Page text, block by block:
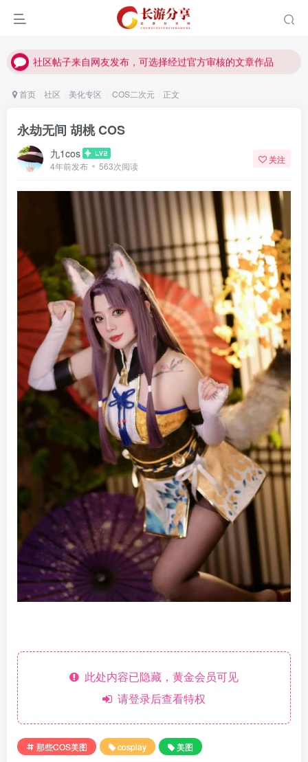
社区帖子来自网友发布，可选择经过官方审核的文章作品
社区帖子来自网友发布，可选择经过官方审核的文章作品
首页 社区 美化专区 COS二次元 正文
永劫无间 胡桃 COS
九1cos
4年前发布 563次阅读
关注
此处内容已隐藏，黄金会员可见
请登录后查看特权
那些COS美图 cosplay 美图